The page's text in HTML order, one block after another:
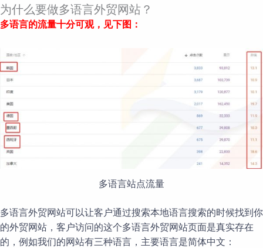
为什么要做多语言外贸网站？
多语言的流量十分可观，见下图：
多语言站点流量
多语言外贸网站可以让客户通过搜索本地语言搜索的时候找到你
的外贸网站，客户访问的这个多语言外贸网站页面是真实存在
的，例如我们的网站有三种语言，主要语言是简体中文：